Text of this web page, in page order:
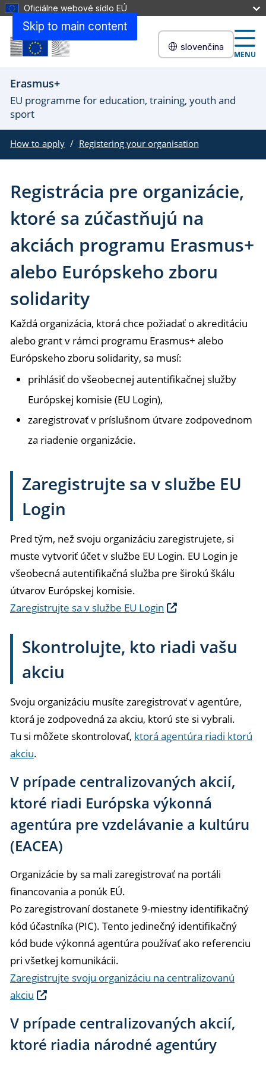
Skip to main content
Oficiálne webové sídlo EÚ
slovenčina
MENU
Erasmus+
EU programme for education, training, youth and
sport
How to apply Registering your organisation
Registrácia pre organizácie,
ktoré sa zúčastňujú na
akciách programu Erasmus+
alebo Európskeho zboru
solidarity
Každá organizácia, ktorá chce požiadať o akreditáciu
alebo grant v rámci programu Erasmus+ alebo
Európskeho zboru solidarity, sa musí:
prihlásiť do všeobecnej autentifikačnej služby
Európskej komisie (EU Login),
zaregistrovať v príslušnom útvare zodpovednom
za riadenie organizácie.
Zaregistrujte sa v službe EU
Login
Pred tým, než svoju organizáciu zaregistrujete, si
muste vytvoriť účet v službe EU Login. EU Login je
všeobecná autentifikačná služba pre širokú škálu
útvarov Európskej komisie.
Zaregistrujte sa v službe EU Login
Skontrolujte, kto riadi vašu
akciu
Svoju organizáciu musíte zaregistrovať v agentúre,
ktorá je zodpovedná za akciu, ktorú ste si vybrali.
Tu si môžete skontrolovať, ktorá agentúra riadi ktorú
akciu.
V prípade centralizovaných akcií,
ktoré riadi Európska výkonná
agentúra pre vzdelávanie a kultúru
(EACEA)
Organizácie by sa mali zaregistrovať na portáli
financovania a ponúk EÚ.
Po zaregistrovaní dostanete 9-miestny identifikačný
kód účastníka (PIC). Tento jedinečný identifikačný
kód bude výkonná agentúra používať ako referenciu
pri všetkej komunikácii.
Zaregistrujte svoju organizáciu na centralizovanú
akciu
V prípade centralizovaných akcií,
ktoré riadia národné agentúry